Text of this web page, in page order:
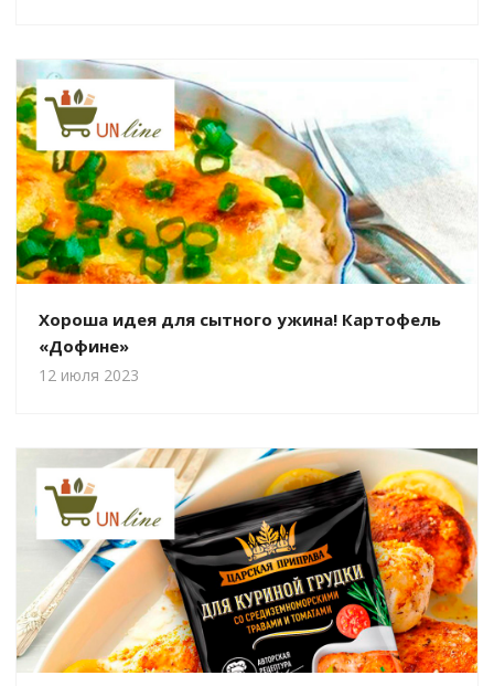
Хороша идея для сытного ужина! Картофель
«Дофине»
12 июля 2023